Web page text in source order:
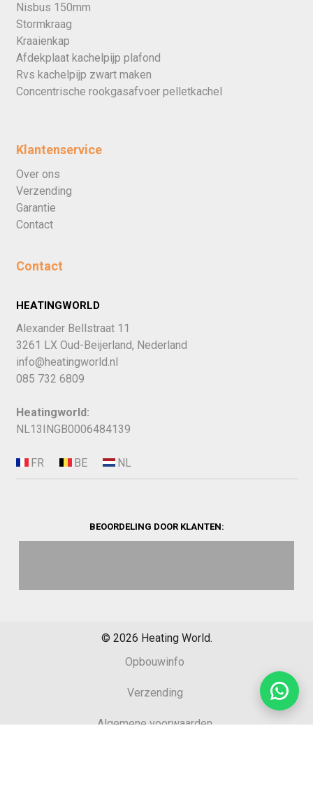
Nisbus 150mm
Stormkraag
Kraaienkap
Afdekplaat kachelpijp plafond
Rvs kachelpijp zwart maken
Concentrische rookgasafvoer pelletkachel
Klantenservice
Over ons
Verzending
Garantie
Contact
Contact
HEATINGWORLD
Alexander Bellstraat 11
3261 LX Oud-Beijerland, Nederland
info@heatingworld.nl
085 732 6809
Heatingworld:
NL13INGB0006484139
BEOORDELING DOOR KLANTEN:
© 2026 Heating World.
Opbouwinfo
Verzending
Algemene voorwaarden